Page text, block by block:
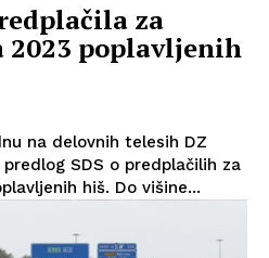
za
2023 poplavljenih
na delovnih telesih DZ
SDS o predplačilih za
hiš. Do višine...